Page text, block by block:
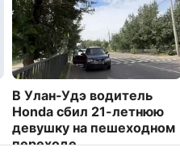
В Улан-Удэ водитель
Honda сбил 21-летнюю
девушку на пешеходном
переходе